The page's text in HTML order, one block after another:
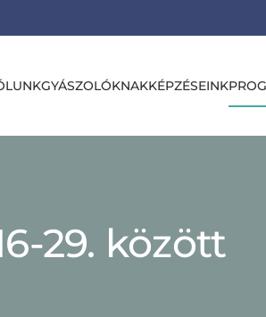
GYÁSZOLÓKNAKKÉPZÉSEINK
29. között